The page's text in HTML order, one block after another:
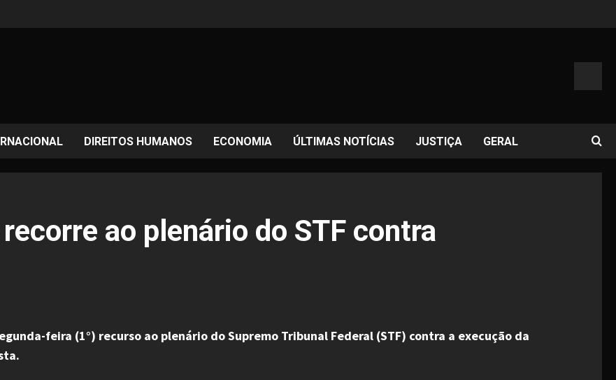
DIREITOS HUMANOS ECONOMIA ÚLTIMAS NOTÍCIAS JUSTIÇA GERAL
ao plenário do STF contra
feira (1°) recurso ao plenário do Supremo Tribunal Federal (STF) contra a execução da